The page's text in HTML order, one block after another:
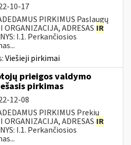
10-17
PIRKIMUS Paslaugų
ADRESAS IR
I.1. Perkančiosios
Viešieji pirkimai
prieigos valdymo
pirkimas
12-08
PIRKIMUS Prekių
ADRESAS IR
I.1. Perkančiosios